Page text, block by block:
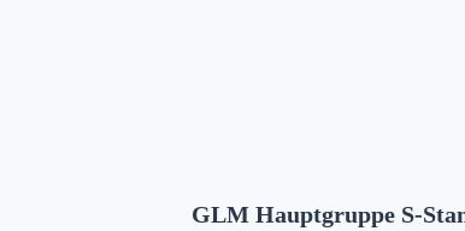
GLM Hauptgruppe S-